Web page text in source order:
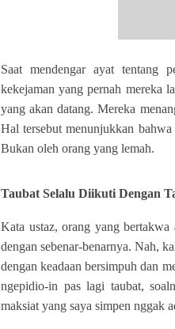
Saat mendengar ayat tentang
kekejaman yang pernah mereka
yang akan datang. Mereka
Hal tersebut menunjukkan
Bukan oleh orang yang lemah.
Taubat Selalu Diikuti Dengan
Kata ustaz, orang yang bertakwa
dengan sebenar-benarnya. Nah,
dengan keadaan bersimpuh dan
ngepidio-in pas lagi taubat,
maksiat yang saya simpen nggak